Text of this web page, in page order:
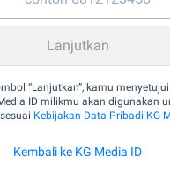
“Lanjutkan”, kamu
ID milikmu akan digunakan
Kebijakan Data Pribadi KG
Kembali ke KG Media ID